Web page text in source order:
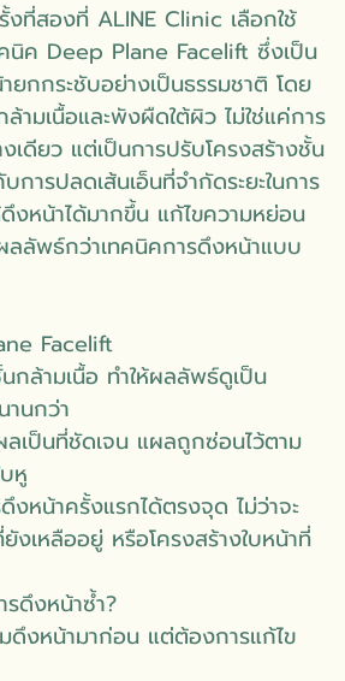
งที่สองที่ ALINE Clinic เลือกใช้
นิค Deep Plane Facelift ซึ่งเป็น
ยกกระชับอย่างเป็นธรรมชาติ โดย
ามเนื้อและพังผืดใต้ผิว ไม่ใช่แค่การ
ดียว แต่เป็นการปรับโครงสร้างชั้น
การปลดเส้นเอ็นที่จำกัดระยะในการ
งหน้าได้มากขึ้น แก้ไขความหย่อน
ลลัพธ์กว่าเทคนิคการดึงหน้าแบบ
Facelift
กล้ามเนื้อ ทำให้ผลลัพธ์ดูเป็น
านกว่า
ลเป็นที่ชัดเจน แผลถูกซ่อนไว้ตาม
หู
งหน้าครั้งแรกได้ตรงจุด ไม่ว่าจะ
เหลืออยู่ หรือโครงสร้างใบหน้าที่
รดึงหน้าซ้ำ?
ดึงหน้ามาก่อน แต่ต้องการแก้ไข